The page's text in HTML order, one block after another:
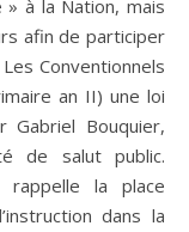
à la Nation, mais
afin de participer
Conventionnels
an II) une loi
Gabriel Bouquier,
de salut public.
rappelle la place
dans la